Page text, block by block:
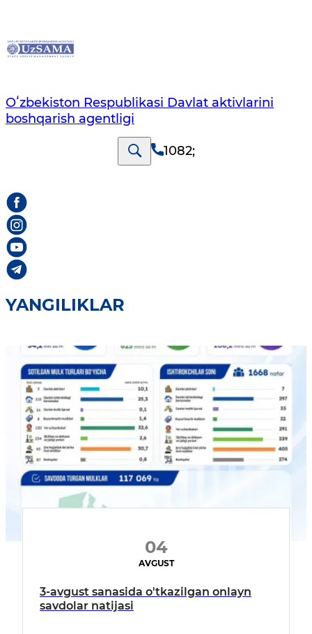
Oʻzbekiston Respublikasi Davlat aktivlarini
boshqarish agentligi
1082;
YANGILIKLAR
04
AVGUST
3-avgust sanasida o'tkazilgan onlayn
savdolar natijasi